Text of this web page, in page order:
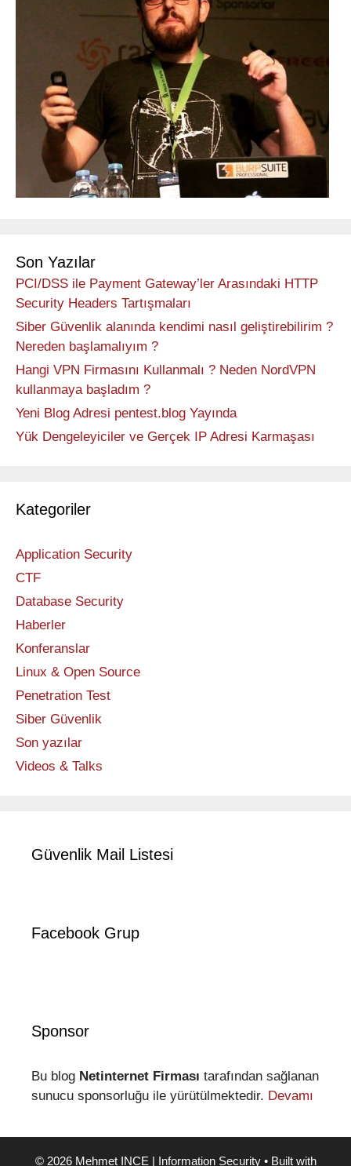
Son Yazılar
PCI/DSS ile Payment Gateway’ler Arasındaki HTTP
Security Headers Tartışmaları
Siber Güvenlik alanında kendimi nasıl geliştirebilirim ?
Nereden başlamalıyım ?
Hangi VPN Firmasını Kullanmalı ? Neden NordVPN
kullanmaya başladım ?
Yeni Blog Adresi pentest.blog Yayında
Yük Dengeleyiciler ve Gerçek IP Adresi Karmaşası
Kategoriler
Application Security
CTF
Database Security
Haberler
Konferanslar
Linux & Open Source
Penetration Test
Siber Güvenlik
Son yazılar
Videos & Talks
Güvenlik Mail Listesi
Facebook Grup
Sponsor
Bu blog Netinternet Firması tarafından sağlanan
sunucu sponsorluğu ile yürütülmektedir. Devamı
© 2026 Mehmet INCE | Information Security• Built with